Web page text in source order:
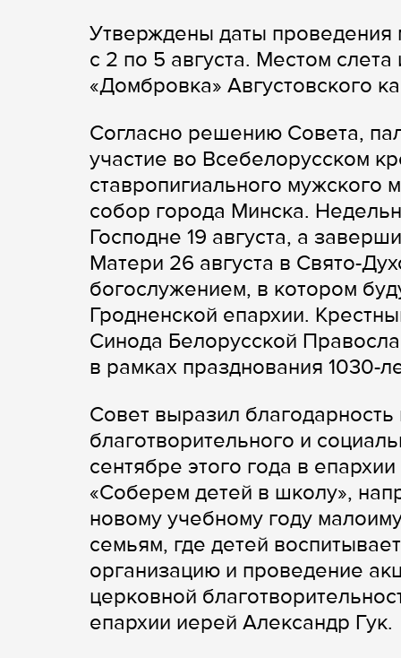
Утверждены даты проведения
с 2 по 5 августа. Местом
«Домбровка» Августовского
Согласно решению Совета,
участие во Всебелорусском
ставропигиального
собор города Минска.
Господне 19 августа, а
Матери 26 августа в Свято-
богослужением, в котором
Гродненской епархии.
Синода Белорусской
в рамках празднования 1030-
Совет выразил
благотворительного и
сентябре этого года в
«Соберем детей в школу»,
новому учебному году
семьям, где детей
организацию и проведение
церковной
епархии иерей Александр Гук.